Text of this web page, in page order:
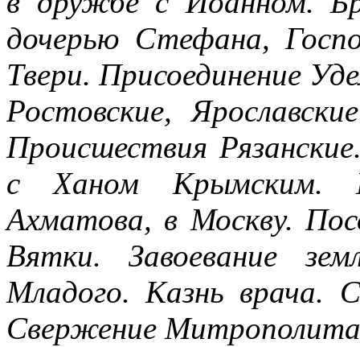
дочерью Стефана,
Твери. Присоединение
Ростовские,
Происшествия
с Ханом Крымским.
Ахматова, в Москву.
Вятки. Завоевание
Младого. Казнь врача.
Свержение